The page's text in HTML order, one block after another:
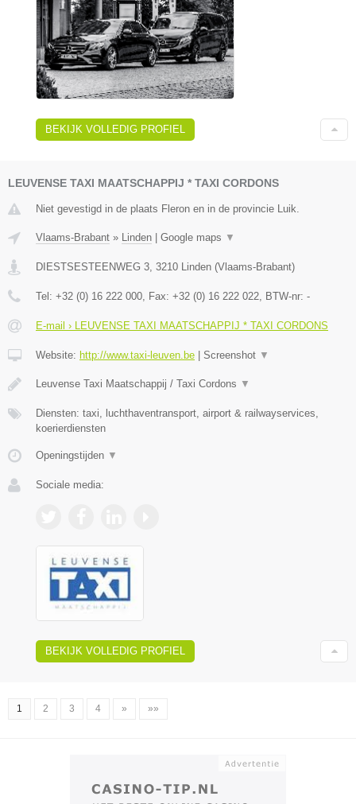
BEKIJK VOLLEDIG PROFIEL
LEUVENSE TAXI MAATSCHAPPIJ * TAXI CORDONS
Niet gevestigd in de plaats Fleron en in de provincie Luik.
Vlaams-Brabant » Linden Google maps ▼
DIESTSESTEENWEG 3 3210 Linden (Vlaams-Brabant)
Tel: +32 (0) 16 222 000 , Fax: +32 (0) 16 222 022 , BTW-nr: -
E-mail › LEUVENSE TAXI MAATSCHAPPIJ * TAXI CORDONS
Website: http://www.taxi-leuven.be Screenshot ▼
Leuvense Taxi Maatschappij / Taxi Cordons ▼
Diensten: taxi, luchthaventransport, airport & railwayservices,
koerierdiensten
Openingstijden ▼
Sociale media:
BEKIJK VOLLEDIG PROFIEL
1 2 3 4 » »»